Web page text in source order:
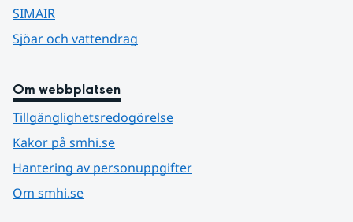
SIMAIR
Sjöar och vattendrag
Om webbplatsen
Tillgänglighetsredogörelse
Kakor på smhi.se
Hantering av personuppgifter
Om smhi.se